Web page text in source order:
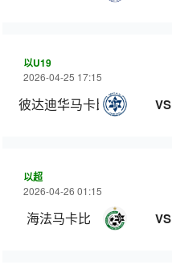
以U19
2026-04-25 17:15
彼达迪华马卡比U19 VS
以超
2026-04-26 01:15
海法马卡比 VS